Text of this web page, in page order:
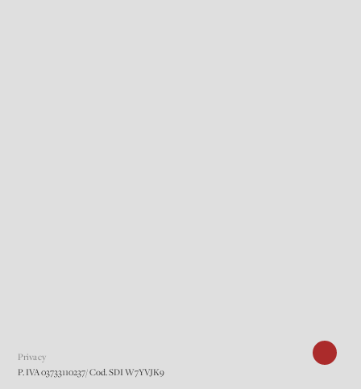
Privacy
P. IVA 03733110237/ Cod. SDI W7YVJK9